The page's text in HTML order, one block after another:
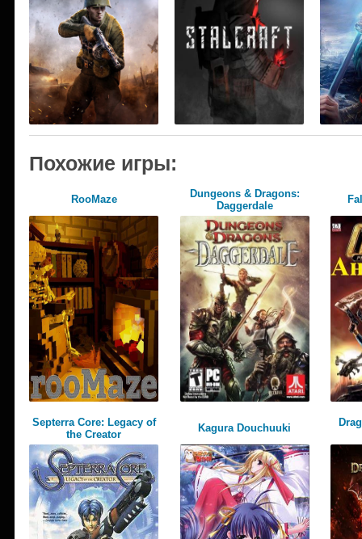
Похожие игры:
RooMaze
Dungeons & Dragons:
Daggerdale
Septerra Core: Legacy of
the Creator
Kagura Douchuuki